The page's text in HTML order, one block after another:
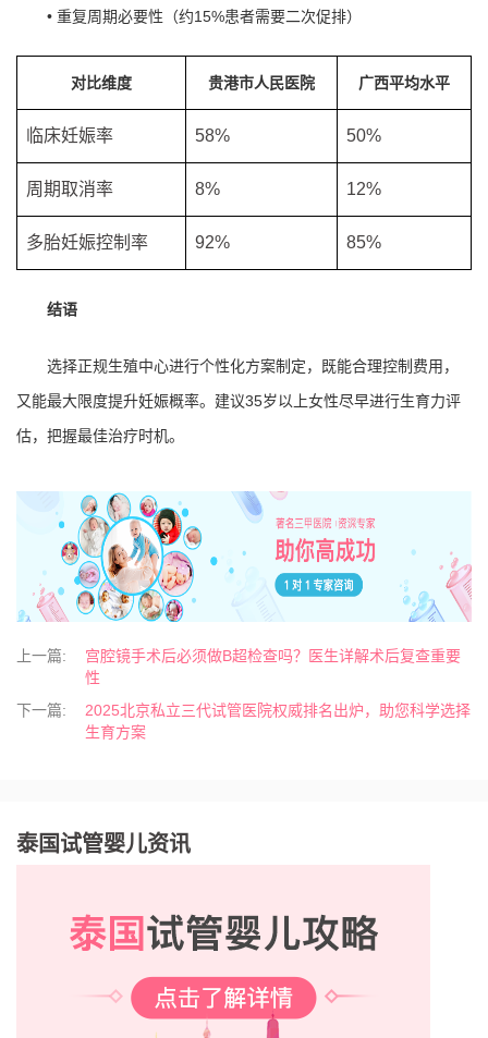
• 重复周期必要性（约15%患者需要二次促排）
对比维度 贵港市人民医院 广西平均水平
临床妊娠率 58% 50%
周期取消率 8% 12%
多胎妊娠控制率 92% 85%
结语
选择正规生殖中心进行个性化方案制定，既能合理控制费用，
又能最大限度提升妊娠概率。建议35岁以上女性尽早进行生育力评
估，把握最佳治疗时机。
上一篇:
宫腔镜手术后必须做B超检查吗？医生详解术后复查重要
性
下一篇:
2025北京私立三代试管医院权威排名出炉，助您科学选择
生育方案
泰国试管婴儿资讯